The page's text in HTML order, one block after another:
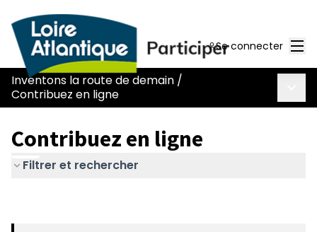
Se connecter
Inventons la route de demain /
Contribuez en ligne
Contribuez en ligne
Filtrer et rechercher